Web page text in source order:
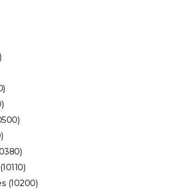
(10200)